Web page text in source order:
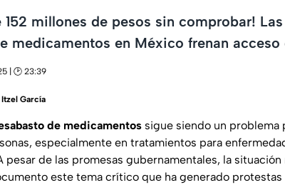
152 millones de pesos sin comprobar!
medicamentos en México frenan acceso
| 🕑 23:39
García
de medicamentos sigue siendo un problema
especialmente en tratamientos para
pesar de las promesas gubernamentales, la situación
este tema crítico que ha generado